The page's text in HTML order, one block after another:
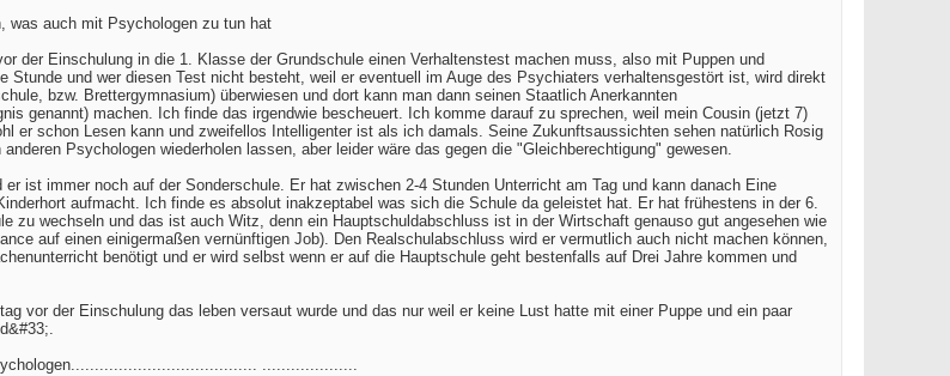
was auch mit Psychologen zu tun hat
der Einschulung in die 1. Klasse der Grundschule einen Verhaltenstest machen muss, also mit Puppen und
Stunde und wer diesen Test nicht besteht, weil er eventuell im Auge des Psychiaters verhaltensgestört ist, wird direkt
bzw. Brettergymnasium) überwiesen und dort kann man dann seinen Staatlich Anerkannten
genannt) machen. Ich finde das irgendwie bescheuert. Ich komme darauf zu sprechen, weil mein Cousin (jetzt 7)
er schon Lesen kann und zweifellos Intelligenter ist als ich damals. Seine Zukunftsaussichten sehen natürlich Rosig
Psychologen wiederholen lassen, aber leider wäre das gegen die "Gleichberechtigung" gewesen.
ist immer noch auf der Sonderschule. Er hat zwischen 2-4 Stunden Unterricht am Tag und kann danach Eine
aufmacht. Ich finde es absolut inakzeptabel was sich die Schule da geleistet hat. Er hat frühestens in der 6.
zu wechseln und das ist auch Witz, denn ein Hauptschuldabschluss ist in der Wirtschaft genauso gut angesehen wie
auf einen einigermaßen vernünftigen Job). Den Realschulabschluss wird er vermutlich auch nicht machen können,
benötigt und er wird selbst wenn er auf die Hauptschule geht bestenfalls auf Drei Jahre kommen und
vor der Einschulung das leben versaut wurde und das nur weil er keine Lust hatte mit einer Puppe und ein paar
....................